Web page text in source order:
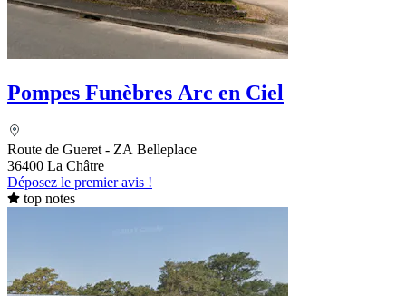
Pompes Funèbres Arc en Ciel
Route de Gueret - ZA Belleplace
36400 La Châtre
Déposez le premier avis !
top notes